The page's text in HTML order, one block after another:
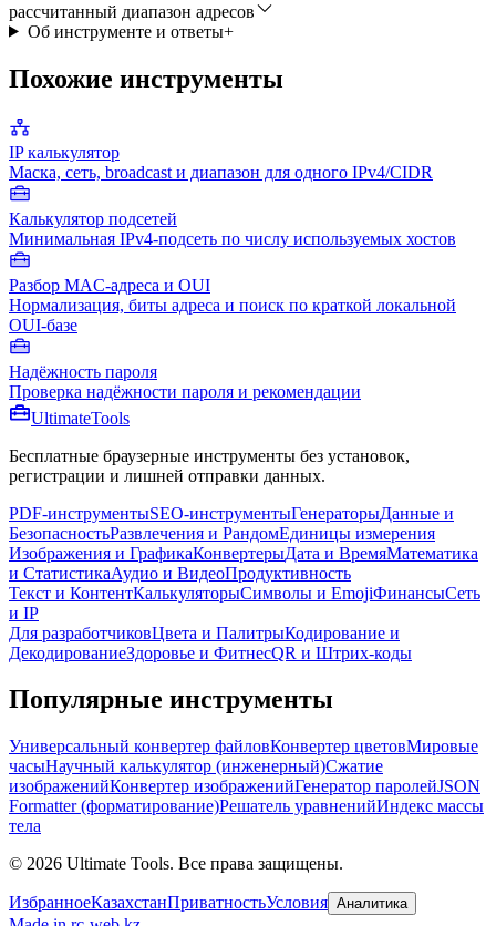
рассчитанный диапазон адресов
Об инструменте и ответы+
Похожие инструменты
IP калькулятор
Маска, сеть, broadcast и диапазон для одного IPv4/CIDR
Калькулятор подсетей
Минимальная IPv4-подсеть по числу используемых хостов
Разбор MAC-адреса и OUI
Нормализация, биты адреса и поиск по краткой локальной
OUI-базе
Надёжность пароля
Проверка надёжности пароля и рекомендации
UltimateTools
Бесплатные браузерные инструменты без установок,
регистрации и лишней отправки данных.
PDF-инструментыSEO-инструментыГенераторыДанные и
БезопасностьРазвлечения и РандомЕдиницы измерения
Изображения и ГрафикаКонвертерыДата и ВремяМатематика
и СтатистикаАудио и ВидеоПродуктивность
Текст и КонтентКалькуляторыСимволы и EmojiФинансыСеть
и IP
Для разработчиковЦвета и ПалитрыКодирование и
ДекодированиеЗдоровье и ФитнесQR и Штрих-коды
Популярные инструменты
Универсальный конвертер файловКонвертер цветовМировые
часыНаучный калькулятор (инженерный)Сжатие
изображенийКонвертер изображенийГенератор паролейJSON
Formatter (форматирование)Решатель уравненийИндекс массы
тела
© 2026 Ultimate Tools. Все права защищены.
ИзбранноеКазахстанПриватностьУсловия Аналитика